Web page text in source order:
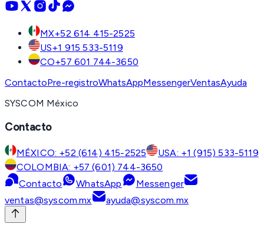
MX+52 614 415-2525
US+1 915 533-5119
CO+57 601 744-3650
ContactoPre-registroWhatsAppMessengerVentasAyuda
SYSCOM México
Contacto
MÉXICO: +52 (614) 415-2525
USA: +1 (915) 533-5119
COLOMBIA: +57 (601) 744-3650
Contacto
WhatsApp
Messenger
ventas@syscom.mx
ayuda@syscom.mx